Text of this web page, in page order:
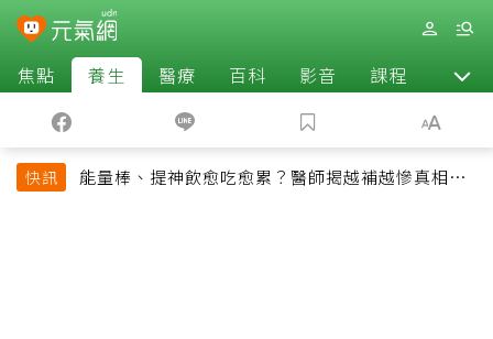
焦點 養生 醫療 百科 影音 課程 退休
快訊
能量棒、提神飲愈吃愈累？醫師揭越補越慘真相：